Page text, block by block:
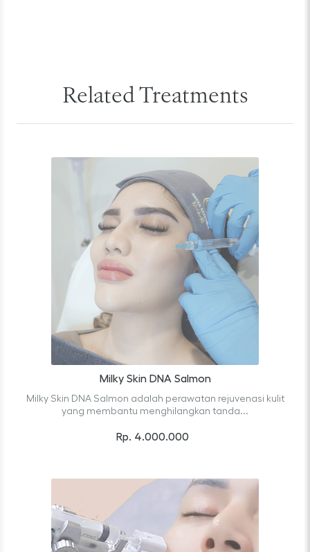
Related Treatments
Milky Skin DNA Salmon
Milky Skin DNA Salmon adalah perawatan rejuvenasi kulit
yang membantu menghilangkan tanda...
Rp. 4.000.000